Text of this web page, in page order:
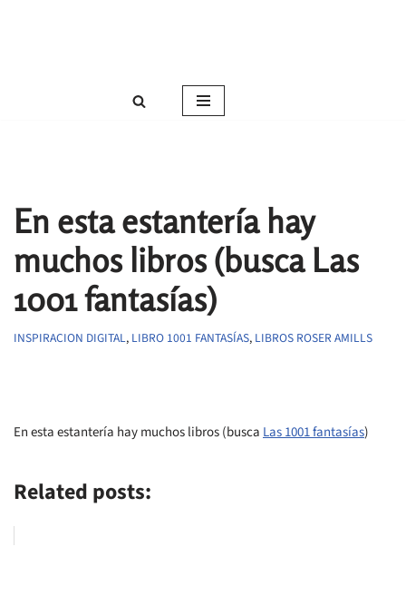
En esta estantería hay
muchos libros (busca Las
1001 fantasías)
INSPIRACION DIGITAL, LIBRO 1001 FANTASÍAS, LIBROS ROSER AMILLS
En esta estantería hay muchos libros (busca Las 1001 fantasías)
Related posts: